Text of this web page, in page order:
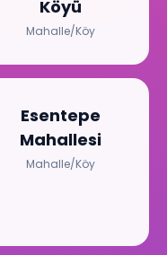
Köyü
Mahalle/Köy
Esentepe
Mahallesi
Mahalle/Köy